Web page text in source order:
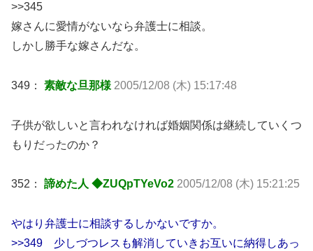
>>345
嫁さんに愛情がないなら弁護士に相談。
しかし勝手な嫁さんだな。
349： 素敵な旦那様 2005/12/08 (木) 15:17:48
子供が欲しいと言われなければ婚姻関係は継続していくつ
もりだったのか？
352： 諦めた人 ◆ZUQpTYeVo2 2005/12/08 (木) 15:21:25
やはり弁護士に相談するしかないですか。
>>349 少しづつレスも解消していきお互いに納得しあっ